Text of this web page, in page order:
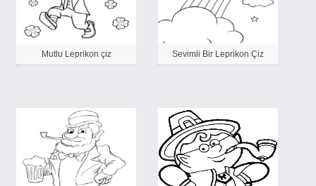
Mutlu Leprikon çiz Sevimli Bir Leprikon Çiz